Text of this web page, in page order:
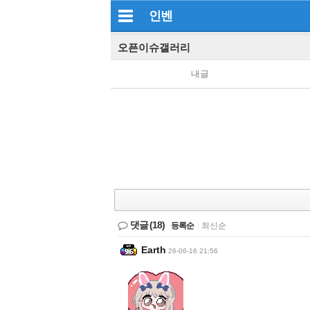
인벤
오픈이슈갤러리
내글
댓글(18) 등록순 최신순
Earth 26-06-16 21:56